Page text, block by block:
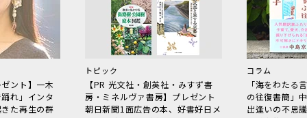
ント】一木
れ」インタ
た再生の群
トピック
【PR 光文社・創英社・みすず書
房・ミネルヴァ書房】プレゼント
朝日新聞1面広告の本、好書好日メ
コラム
「海をわた
の往復書簡」
出逢いの不思